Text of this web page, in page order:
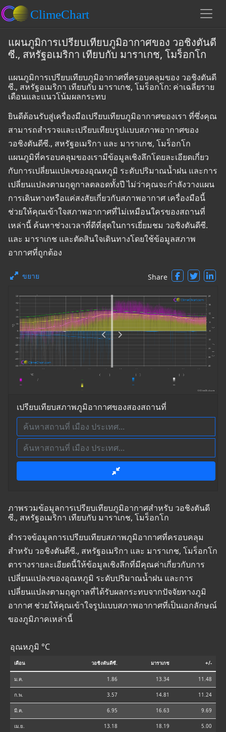
แผนภูมิการเปรียบเทียบภูมิอากาศของ วอชิงตันดี
ซี., สหรัฐอเมริกา เทียบกับ มาราเกช, โมร็อกโก
แผนภูมิการเปรียบเทียบภูมิอากาศที่ครอบคลุมของ วอชิงตันดี
ซี., สหรัฐอเมริกา เทียบกับ มาราเกช, โมร็อกโก: ค่าเฉลี่ยราย
เดือนและแนวโน้มผลกระทบ
ยินดีต้อนรับสู่เครื่องมือเปรียบเทียบภูมิอากาศของเรา ที่ซึ่งคุณ
สามารถสำรวจและเปรียบเทียบรูปแบบสภาพอากาศของ
วอชิงตันดีซี., สหรัฐอเมริกา และ มาราเกช, โมร็อกโก
แผนภูมิที่ครอบคลุมของเรามีข้อมูลเชิงลึกโดยละเอียดเกี่ยว
กับการเปลี่ยนแปลงของอุณหภูมิ ระดับปริมาณน้ำฝน และการ
เปลี่ยนแปลงตามฤดูกาลตลอดทั้งปี ไม่ว่าคุณจะกำลังวางแผน
การเดินทางหรือแค่สงสัยเกี่ยวกับสภาพอากาศ เครื่องมือนี้
ช่วยให้คุณเข้าใจสภาพอากาศที่ไม่เหมือนใครของสถานที่
เหล่านี้ ค้นหาช่วงเวลาที่ดีที่สุดในการเยี่ยมชม วอชิงตันดีซี.
และ มาราเกช และตัดสินใจเดินทางโดยใช้ข้อมูลสภาพ
อากาศที่ถูกต้อง
ขยาย Share
เปรียบเทียบสภาพภูมิอากาศของสองสถานที่
ภาพรวมข้อมูลการเปรียบเทียบภูมิอากาศสำหรับ วอชิงตันดี
ซี., สหรัฐอเมริกา เทียบกับ มาราเกช, โมร็อกโก
สำรวจข้อมูลการเปรียบเทียบสภาพภูมิอากาศที่ครอบคลุม
สำหรับ วอชิงตันดีซี., สหรัฐอเมริกา และ มาราเกช, โมร็อกโก
ตารางรายละเอียดนี้ให้ข้อมูลเชิงลึกที่มีคุณค่าเกี่ยวกับการ
เปลี่ยนแปลงของอุณหภูมิ ระดับปริมาณน้ำฝน และการ
เปลี่ยนแปลงตามฤดูกาลที่ได้รับผลกระทบจากปัจจัยทางภูมิ
อากาศ ช่วยให้คุณเข้าใจรูปแบบสภาพอากาศที่เป็นเอกลักษณ์
ของภูมิภาคเหล่านี้
อุณหภูมิ °C
เดือน วอชิงตันดีซี. มาราเกช +/-
ม.ค. 1.86 13.34 11.48
ก.พ. 3.57 14.81 11.24
มี.ค. 6.95 16.63 9.69
เม.ย. 13.18 18.19 5.00